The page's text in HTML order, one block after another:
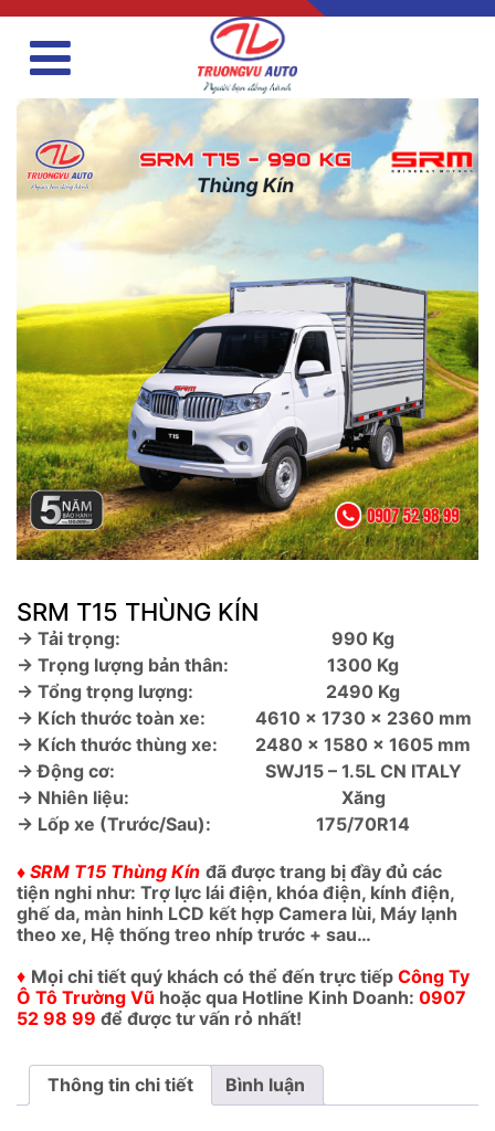
SRM T15 THÙNG KÍN
→ Tải trọng:
990 Kg
→ Trọng lượng bản thân:
1300 Kg
→ Tổng trọng lượng:
2490 Kg
→ Kích thước toàn xe:
4610 x 1730 x 2360 mm
→ Kích thước thùng xe:
2480 x 1580 x 1605 mm
→ Động cơ:
SWJ15 – 1.5L CN ITALY
→ Nhiên liệu:
Xăng
→ Lốp xe (Trước/Sau):
175/70R14
♦ SRM T15 Thùng Kín đã được trang bị đầy đủ các
tiện nghi như: Trợ lực lái điện, khóa điện, kính điện,
ghế da, màn hinh LCD kết hợp Camera lùi, Máy lạnh
theo xe, Hệ thống treo nhíp trước + sau…
♦ Mọi chi tiết quý khách có thể đến trực tiếp Công Ty
Ô Tô Trường Vũ hoặc qua Hotline Kinh Doanh: 0907
52 98 99 để được tư vấn rỏ nhất!
Thông tin chi tiết Bình luận